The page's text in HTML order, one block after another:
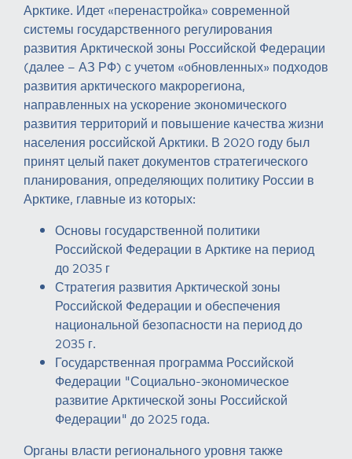
Арктике. Идет «перенастройка» современной
системы государственного регулирования
развития Арктической зоны Российской Федерации
(далее – АЗ РФ) с учетом «обновленных» подходов
развития арктического макрорегиона,
направленных на ускорение экономического
развития территорий и повышение качества жизни
населения российской Арктики. В 2020 году был
принят целый пакет документов стратегического
планирования, определяющих политику России в
Арктике, главные из которых:
Основы государственной политики
Российской Федерации в Арктике на период
до 2035 г
Стратегия развития Арктической зоны
Российской Федерации и обеспечения
национальной безопасности на период до
2035 г.
Государственная программа Российской
Федерации "Социально-экономическое
развитие Арктической зоны Российской
Федерации" до 2025 года.
Органы власти регионального уровня также